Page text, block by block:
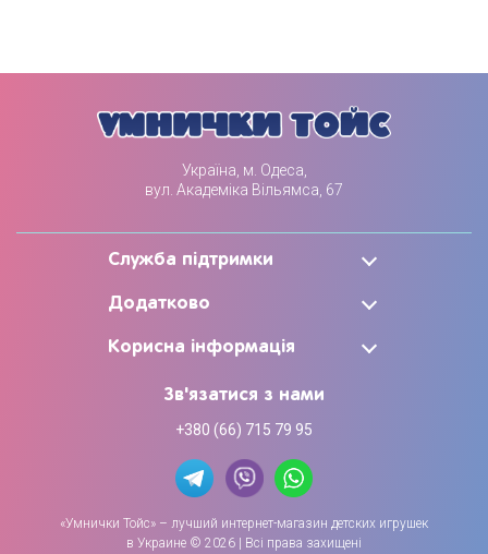
Україна, м. Одеса,
вул. Академіка Вільямса, 67
Служба підтримки
Додатково
Корисна інформація
Зв'язатися з нами
+380 (66) 715 79 95
«Умнички Тойс» – лучший интернет-магазин детских игрушек
в Украине © 2026 | Всі права захищені